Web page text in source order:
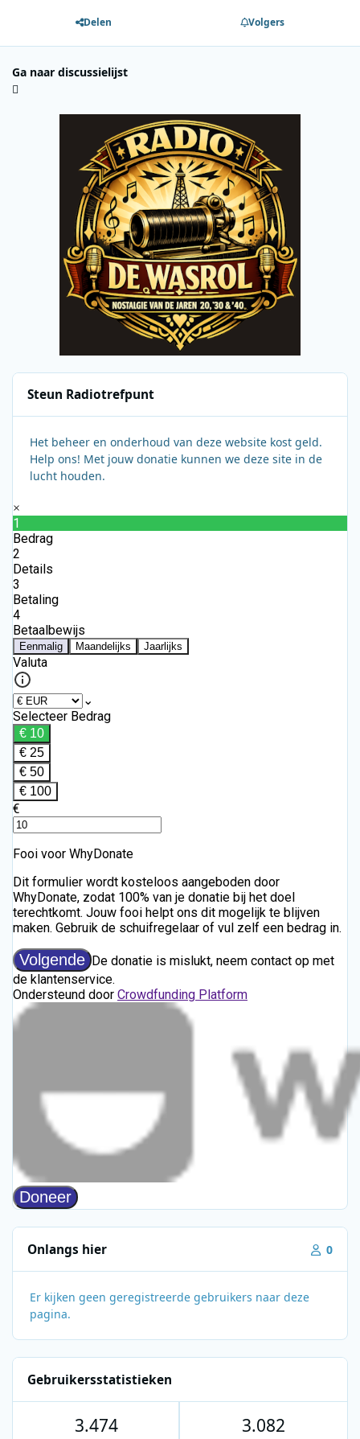
Delen Volgers
Ga naar discussielijst
Steun Radiotrefpunt
Het beheer en onderhoud van deze website kost geld.
Help ons! Met jouw donatie kunnen we deze site in de
lucht houden.
Onlangs hier 0
Er kijken geen geregistreerde gebruikers naar deze
pagina.
Gebruikersstatistieken
3.474 3.082